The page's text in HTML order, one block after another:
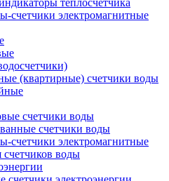
теплосчетчика
счетчики электромагнитные
(квартирные) счетчики воды
счетчики воды
счетчики воды
счетчики электромагнитные
воды